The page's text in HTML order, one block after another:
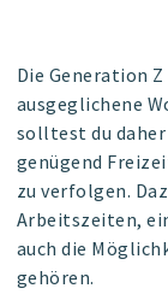
Die Generation
ausgeglichene
solltest du
genügend
zu verfolgen.
Arbeitszeiten,
auch die
gehören.